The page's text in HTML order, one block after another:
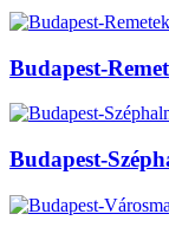
Budapest-
Budapest-